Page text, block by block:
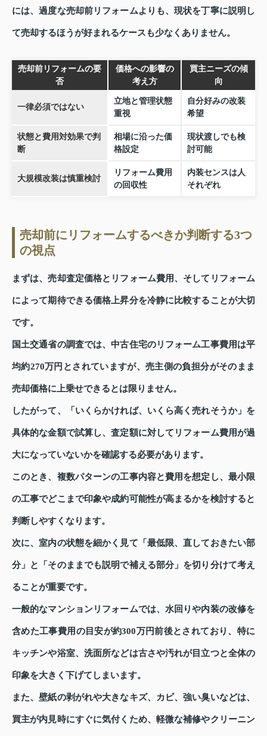
には、過度な売却前リフォームよりも、現状を丁寧に説明し
て売却するほうが好まれるケースも少なくありません。
売却前リフォームの要
否
価格への影響の
考え方
買主ニーズの傾
向
一律必須ではない
立地と管理状態
重視
自分好みの改装
希望
状態と費用対効果で判
断
相場に沿った価
格設定
現状渡しでも検
討可能
大規模改装は慎重検討
リフォーム費用
の回収性
内装センスは人
それぞれ
売却前にリフォームするべきか判断する3つ
の視点
まずは、売却査定価格とリフォーム費用、そしてリフォーム
によって期待できる価格上昇分を冷静に比較することが大切
です。
国土交通省の調査では、中古住宅のリフォーム工事費用は平
均約270万円とされていますが、売主側の負担分がそのまま
売却価格に上乗せできるとは限りません。
したがって、「いくらかければ、いくら高く売れそうか」を
具体的な金額で試算し、査定額に対してリフォーム費用が過
大になっていないかを確認する必要があります。
このとき、複数パターンの工事内容と費用を想定し、最小限
の工事でどこまで印象や成約可能性が高まるかを検討すると
判断しやすくなります。
次に、室内の状態を細かく見て「最低限、直しておきたい部
分」と「そのままでも説明で補える部分」を切り分けて考え
ることが重要です。
一般的なマンションリフォームでは、水回りや内装の改修を
含めた工事費用の目安が約300万円前後とされており、特に
キッチンや浴室、洗面所などは古さや汚れが目立つと全体の
印象を大きく下げてしまいます。
また、壁紙の剥がれや大きなキズ、カビ、強い臭いなどは、
買主が内見時にすぐに気付くため、軽微な補修やクリーニン